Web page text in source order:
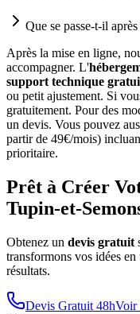
Que se passe-t-il
Après la mise en ligne,
accompagner. L'
support technique
ou petit ajustement. Si
gratuitement. Pour des
un devis. Vous pouvez
partir de 49€/mois)
prioritaire.
Prêt à Créer
Tupin-et-
Obtenez un devis gratuit
transformons vos idées
résultats.
Devis Gratuit 48hVoir